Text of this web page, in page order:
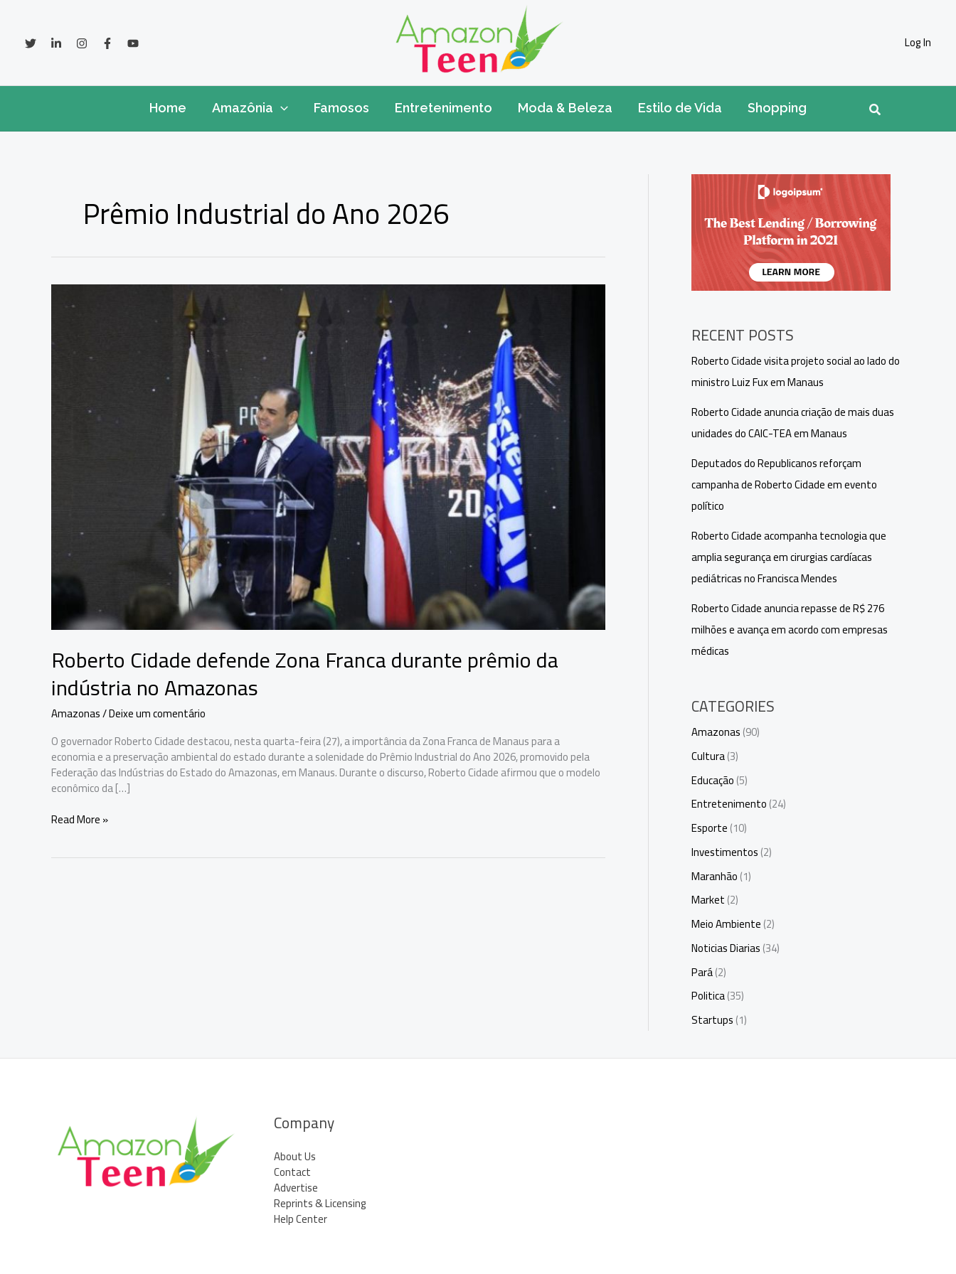
conteúdo
Log In
Home Amazônia Famosos Entretenimento Moda & Beleza Estilo de Vida Shopping Pesquisar
Prêmio Industrial do Ano 2026
Roberto Cidade defende Zona Franca durante prêmio da
indústria no Amazonas
Amazonas/Deixe um comentário
O governador Roberto Cidade destacou, nesta quarta-feira (27), a importância da Zona Franca de Manaus para a
economia e a preservação ambiental do estado durante a solenidade do Prêmio Industrial do Ano 2026, promovido pela
Federação das Indústrias do Estado do Amazonas, em Manaus. Durante o discurso, Roberto Cidade afirmou que o modelo
econômico da […]
Roberto
Read More »
RECENT POSTS
Roberto Cidade visita projeto social ao lado do
ministro Luiz Fux em Manaus
Roberto Cidade anuncia criação de mais duas
unidades do CAIC-TEA em Manaus
Deputados do Republicanos reforçam
campanha de Roberto Cidade em evento
político
Roberto Cidade acompanha tecnologia que
amplia segurança em cirurgias cardíacas
pediátricas no Francisca Mendes
Roberto Cidade anuncia repasse de R$ 276
milhões e avança em acordo com empresas
médicas
CATEGORIES
Amazonas(90)
Cultura(3)
Educação(5)
Entretenimento(24)
Esporte(10)
Investimentos(2)
Maranhão(1)
Market(2)
Meio Ambiente(2)
Noticias Diarias(34)
Pará(2)
Politica(35)
Startups(1)
Company
About Us
Contact
Advertise
Reprints & Licensing
Help Center